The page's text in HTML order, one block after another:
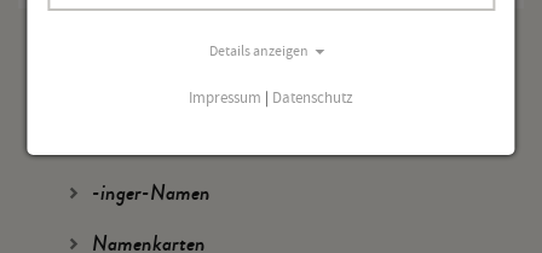
-inger-Namen
Namenkarten
Details anzeigen
Impressum | Datenschutz